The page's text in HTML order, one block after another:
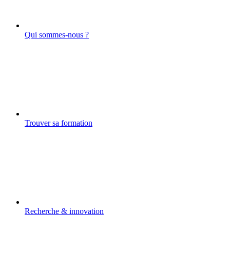
Qui sommes-nous ?
Trouver sa formation
Recherche & innovation